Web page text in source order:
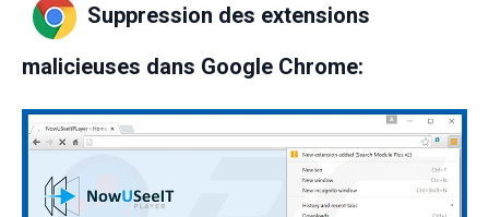
Suppression des extensions
malicieuses dans Google Chrome: